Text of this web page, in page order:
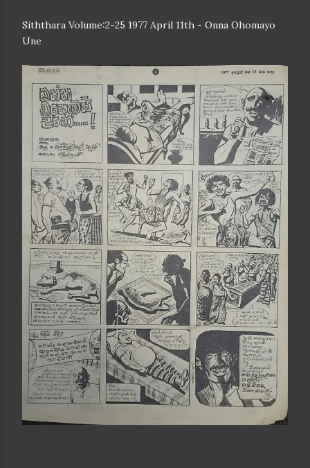
Siththara Volume:2-25 1977 April 11th - Onna Ohomayo
Une